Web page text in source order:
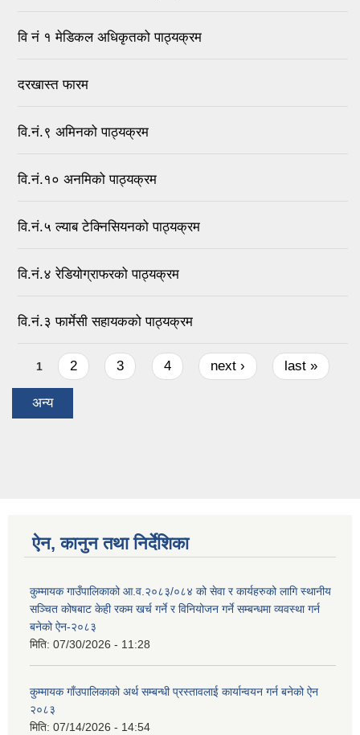
वि नं १ मेडिकल अधिकृतको पाठ्यक्रम
दरखास्त फारम
वि.नं.९ अमिनको पाठ्यक्रम
वि.नं.१० अनमिको पाठ्यक्रम
वि.नं.५ ल्याब टेक्निसियनको पाठ्यक्रम
वि.नं.४ रेडियोग्राफरको पाठ्यक्रम
वि.नं.३ फार्मेसी सहायकको पाठ्यक्रम
Pages
1 2 3 4 next › last »
अन्य
ऐन, कानुन तथा निर्देशिका
कुम्मायक गाउँपालिकाको आ.व.२०८३/०८४ को सेवा र कार्यहरुको लागि स्थानीय
सञ्चित कोषबाट केही रकम खर्च गर्ने र विनियोजन गर्ने सम्बन्धमा व्यवस्था गर्न
बनेको ऐन-२०८३
मिति: 07/30/2026 - 11:28
कुम्मायक गाँउपालिकाको अर्थ सम्बन्धी प्रस्तावलाई कार्यान्वयन गर्न बनेको ऐन
२०८३
मिति: 07/14/2026 - 14:54